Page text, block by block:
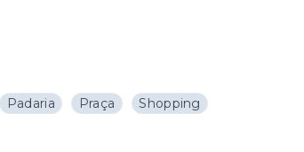
Padaria Praça
Shopping